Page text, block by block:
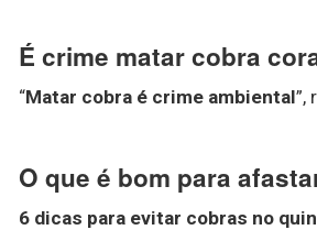
É crime matar cobra
“Matar cobra é crime ambiental”,
O que é bom para
6 dicas para evitar cobras no